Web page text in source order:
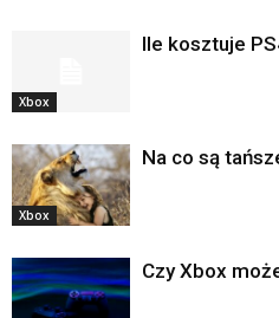
Xbox
Ile kosztuje
Xbox
Na co są
Czy Xbox